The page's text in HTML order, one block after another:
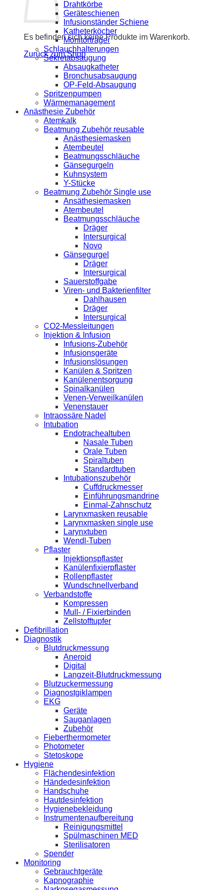
Es befinden sich keine Produkte im Warenkorb.
Zurück zum Shop
Drahtkörbe
Geräteschienen
Infusionständer Schiene
Katheterköcher
Monitorträger
Schlauchhalterungen
Sekretabsaugung
Absaugkatheter
Bronchusabsaugung
OP-Feld-Absaugung
Spritzenpumpen
Wärmemanagement
Anästhesie Zubehör
Atemkalk
Beatmung Zubehör reusable
Anästhesiemasken
Atembeutel
Beatmungsschläuche
Gänsegurgeln
Kuhnsystem
Y-Stücke
Beatmung Zubehör Single use
Ansäthesiemasken
Atembeutel
Beatmungsschläuche
Dräger
Intersurgical
Novo
Gänsegurgel
Dräger
Intersurgical
Sauerstoffgabe
Viren- und Bakterienfilter
Dahlhausen
Dräger
Intersurgical
CO2-Messleitungen
Injektion & Infusion
Infusions-Zubehör
Infusionsgeräte
Infusionslösungen
Kanülen & Spritzen
Kanülenentsorgung
Spinalkanülen
Venen-Verweilkanülen
Venenstauer
Intraossäre Nadel
Intubation
Endotrachealtuben
Nasale Tuben
Orale Tuben
Spiraltuben
Standardtuben
Intubationszubehör
Cuffdruckmesser
Einführungsmandrine
Einmal-Zahnschutz
Larynxmasken reusable
Larynxmasken single use
Larynxtuben
Wendl-Tuben
Pflaster
Injektionspflaster
Kanülenfixierpflaster
Rollenpflaster
Wundschnellverband
Verbandstoffe
Kompressen
Mull- / Fixierbinden
Zellstofftupfer
Defibrillation
Diagnostik
Blutdruckmessung
Aneroid
Digital
Langzeit-Blutdruckmessung
Blutzuckermessung
Diagnostgiklampen
EKG
Geräte
Sauganlagen
Zubehör
Fieberthermometer
Photometer
Stetoskope
Hygiene
Flächendesinfektion
Händedesinfektion
Handschuhe
Hautdesinfektion
Hygienebekleidung
Instrumentenaufbereitung
Reinigungsmittel
Spülmaschinen MED
Sterilisatoren
Spender
Monitoring
Gebrauchtgeräte
Kapnographie